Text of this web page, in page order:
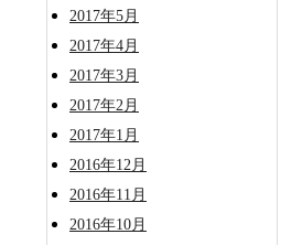
2017年5月
2017年4月
2017年3月
2017年2月
2017年1月
2016年12月
2016年11月
2016年10月